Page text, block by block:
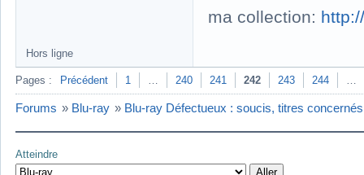
ma collection:
Hors ligne
Pages : Précédent 1 240 241 242 243 244
Forums » Blu-ray » Blu-ray Défectueux : soucis, titres
Atteindre